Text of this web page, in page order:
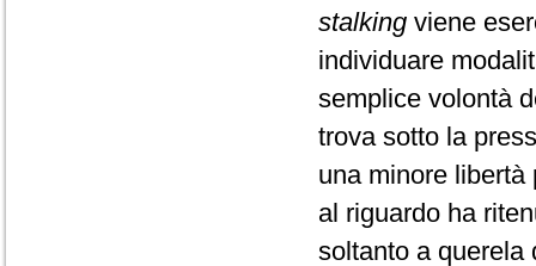
stalking viene
individuare
semplice volontà
trova sotto la
una minore
al riguardo ha
soltanto a querela